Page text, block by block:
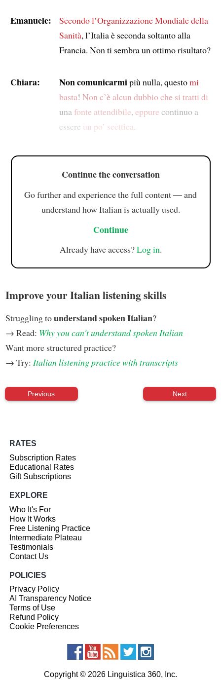
Emanuele: Secondol’Organizzazione Mondiale della
Sanità, l’Italia è seconda soltanto alla
Francia. Non ti sembra un ottimo risultato?
Chiara: Non comunicarmipiù nulla, questomi
basta! Non c’è alcun dubbio che si tratti di
una fonte attendibile, eppure continuo a
essere un po’ scettica.
Continue the conversation
Go further and experience the full content — and
understand how Italian is actually used.
Continue
Already have access?Log in.
Improve your Italian listening skills
Struggling tounderstand spoken Italian?
→ Read: Why you can't understand spoken Italian
Want more structured practice?
→ Try: Italian listening practice with transcripts
Previous Next
RATES
Subscription Rates
Educational Rates
Gift Subscriptions
EXPLORE
Who It's For
How It Works
Free Listening Practice
Intermediate Plateau
Testimonials
Contact Us
POLICIES
Privacy Policy
AI Transparency Notice
Terms of Use
Refund Policy
Cookie Preferences
Copyright © 2026 Linguistica 360, Inc.